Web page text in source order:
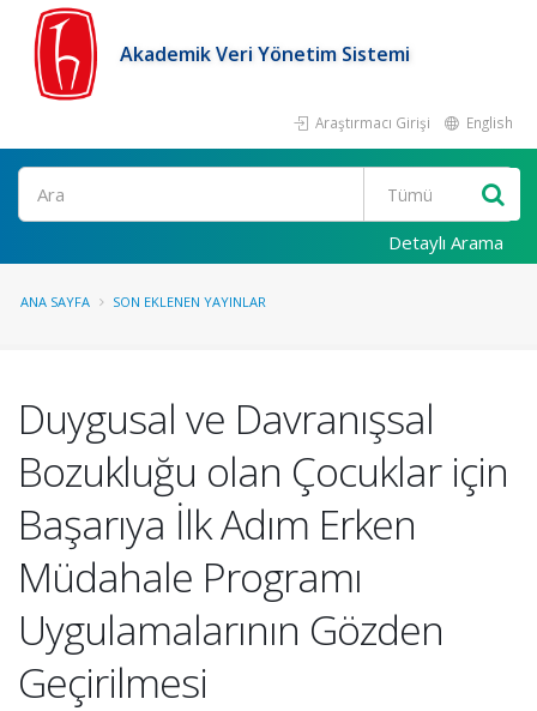
Akademik Veri Yönetim Sistemi
Araştırmacı Girişi English
Ara
Detaylı Arama
ANA SAYFA SON EKLENEN YAYINLAR
Duygusal ve Davranışsal
Bozukluğu olan Çocuklar için
Başarıya İlk Adım Erken
Müdahale Programı
Uygulamalarının Gözden
Geçirilmesi